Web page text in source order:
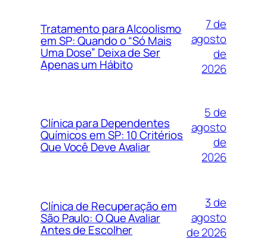
Tratamento para Alcoolismo
em SP: Quando o “Só Mais
Uma Dose” Deixa de Ser
Apenas um Hábito
7 de
agosto
de
2026
Clínica para Dependentes
Químicos em SP: 10 Critérios
Que Você Deve Avaliar
5 de
agosto
de
2026
Clínica de Recuperação em
São Paulo: O Que Avaliar
Antes de Escolher
3 de
agosto
de 2026